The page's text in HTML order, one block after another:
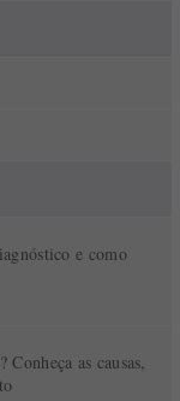
e como
as causas,